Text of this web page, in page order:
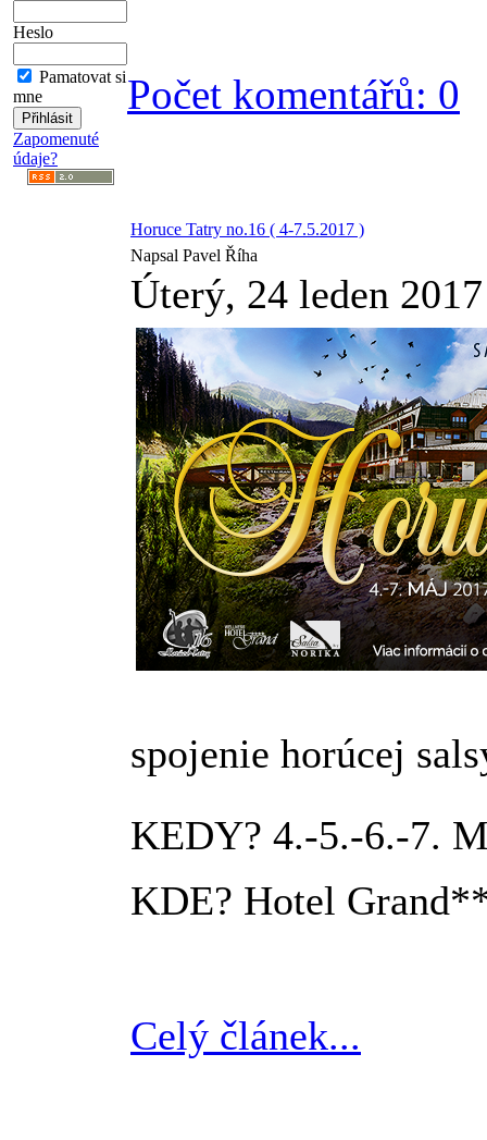
Heslo
Pamatovat si
mne
Zapomenuté
údaje?
Počet komentářů: 0
Horuce Tatry no.16 ( 4-7.5.2017 )
Napsal Pavel Říha
Úterý, 24 leden 2017
spojenie horúcej
KEDY? 4.-5.-6.-7.
KDE? Hotel
Celý článek...